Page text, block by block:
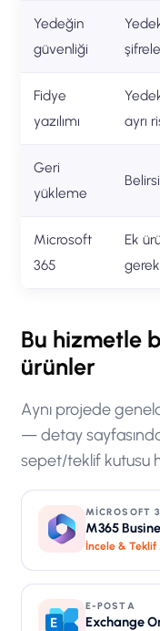
Yedeğin
güvenliği
Fidye
yazılımı
ayrı
Geri
yükleme
Microsoft
365
Ek
Bu hizmetle
ürünler
Aynı projede
— detay
sepet/teklif kutusu
MICROSOFT
M365
İncele &
E-POSTA
Exchange